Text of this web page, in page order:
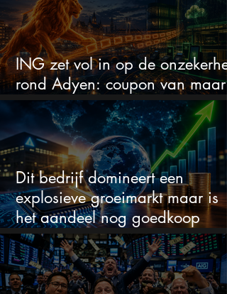
ING zet vol in op de
rond Adyen: coupon van maar
liefst 16%
Dit bedrijf domineert een
explosieve groeimarkt maar is
het aandeel nog goedkoop
genoeg?